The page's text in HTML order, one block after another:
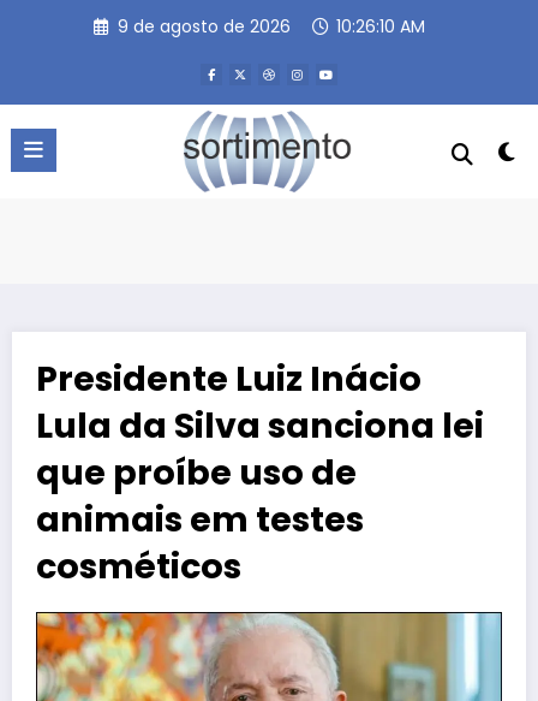
9 de agosto de 2026 10:26:11 AM
Presidente Luiz Inácio
Lula da Silva sanciona lei
que proíbe uso de
animais em testes
cosméticos